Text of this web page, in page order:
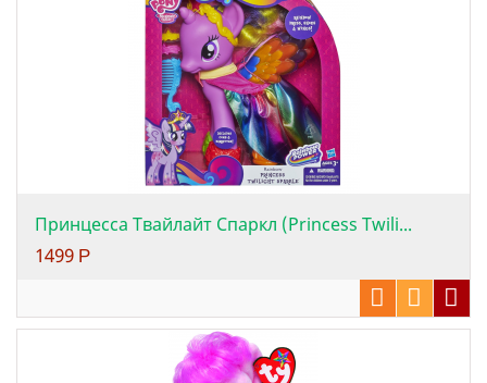
Принцесса Твайлайт Спаркл (Princess Twili...
1499 Р